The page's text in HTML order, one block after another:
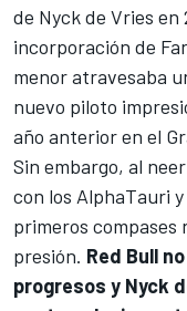
de Nyck de Vries en
incorporación de
menor atravesaba
nuevo piloto
año anterior en el
Sin embargo, al
con los AlphaTauri
primeros compases
presión. Red Bull
progresos y Nyck